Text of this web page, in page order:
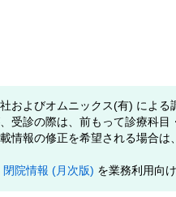
およびオムニックス(有) による
受診の際は、前もって診療科目
情報の修正を希望される場合は、
院情報 (月次版) を業務利用向